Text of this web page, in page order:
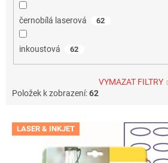
černobílá laserová 62
inkoustová 62
VYMAZAT FILTRY
Položek k zobrazení:62
V LASER & INKJET